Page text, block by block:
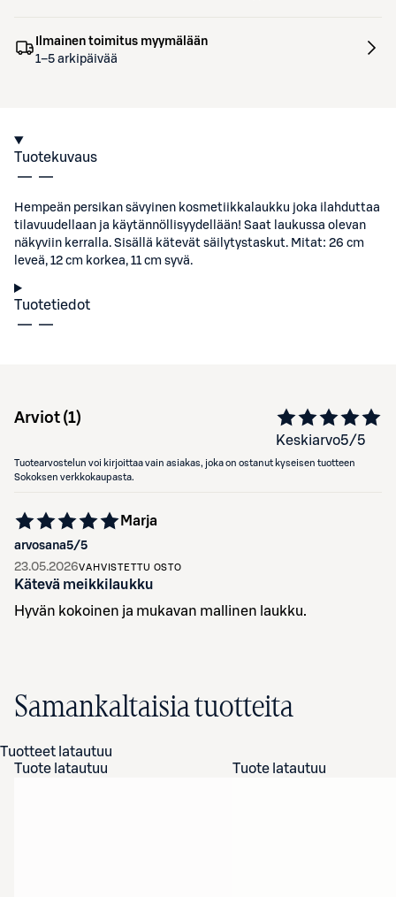
Ilmainen toimitus myymälään
1–5 arkipäivää
Tuotekuvaus
Hempeän persikan sävyinen kosmetiikkalaukku joka ilahduttaa
tilavuudellaan ja käytännöllisyydellään! Saat laukussa olevan
näkyviin kerralla. Sisällä kätevät säilytystaskut. Mitat: 26 cm
leveä, 12 cm korkea, 11 cm syvä.
Tuotetiedot
Arviot (1)
Keskiarvo5/5
Tuotearvostelun voi kirjoittaa vain asiakas, joka on ostanut kyseisen tuotteen
Sokoksen verkkokaupasta.
arvosana5/5
Marja
23.05.2026VAHVISTETTU OSTO
Kätevä meikkilaukku
Hyvän kokoinen ja mukavan mallinen laukku.
Samankaltaisia tuotteita
Tuotteet latautuu
Tuote latautuu
Tuote latautuu